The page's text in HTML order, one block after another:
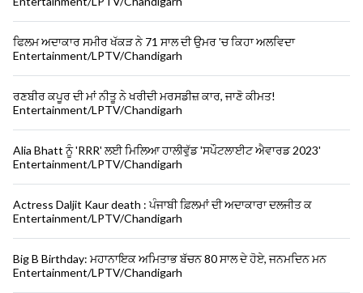
ਫਿਲਮ ਅਦਾਕਾਰ ਸਮੀਰ ਖੱਕੜ ਨੇ 71 ਸਾਲ ਦੀ ਉਮਰ 'ਚ ਕਿਹਾ ਅਲਵਿਦਾ
Entertainment/LPTV/Chandigarh
ਰਣਬੀਰ ਕਪੂਰ ਦੀ ਮਾਂ ਨੀਤੂ ਨੇ ਖਰੀਦੀ ਮਰਸਡੀਜ਼ ਕਾਰ, ਜਾਣੋ ਕੀਮਤ!
Entertainment/LPTV/Chandigarh
Alia Bhatt ਨੂੰ 'RRR' ਲਈ ਮਿਲਿਆ ਹਾਲੀਵੁੱਡ 'ਸਪੌਟਲਾਈਟ ਐਵਾਰਡ 2023'
Entertainment/LPTV/Chandigarh
Actress Daljit Kaur death : ਪੰਜਾਬੀ ਫ਼ਿਲਮਾਂ ਦੀ ਅਦਾਕਾਰਾ ਦਲਜੀਤ ਕ
Entertainment/LPTV/Chandigarh
Big B Birthday: ਮਹਾਨਾਇਕ ਅਮਿਤਾਭ ਬੱਚਨ 80 ਸਾਲ ਦੇ ਹੋਏ, ਜਨਮਦਿਨ ਮਨ
Entertainment/LPTV/Chandigarh